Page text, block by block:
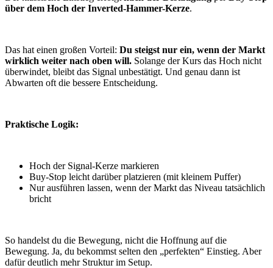
über dem Hoch der Inverted-Hammer-Kerze.
Das hat einen großen Vorteil: Du steigst nur ein, wenn der Markt
wirklich weiter nach oben will. Solange der Kurs das Hoch nicht
überwindet, bleibt das Signal unbestätigt. Und genau dann ist
Abwarten oft die bessere Entscheidung.
Praktische Logik:
Hoch der Signal-Kerze markieren
Buy-Stop leicht darüber platzieren (mit kleinem Puffer)
Nur ausführen lassen, wenn der Markt das Niveau tatsächlich
bricht
So handelst du die Bewegung, nicht die Hoffnung auf die
Bewegung. Ja, du bekommst selten den „perfekten“ Einstieg. Aber
dafür deutlich mehr Struktur im Setup.